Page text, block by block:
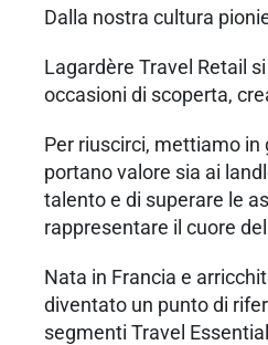
Dalla nostra cultura
Lagardère Travel Retail
occasioni di scoperta,
Per riuscirci, mettiamo
portano valore sia ai
talento e di superare le
rappresentare il cuore
Nata in Francia e
diventato un punto di
segmenti Travel